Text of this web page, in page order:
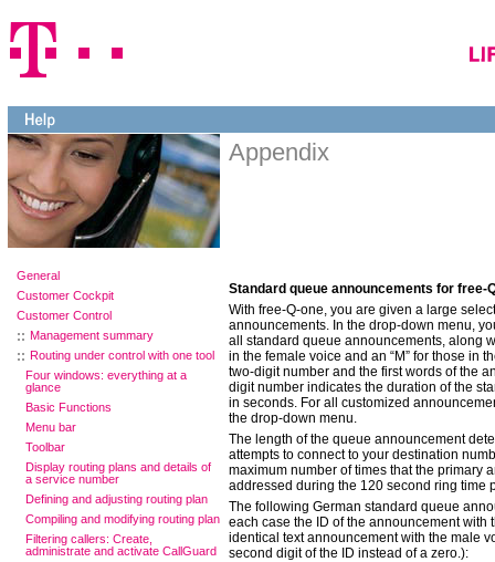
General
Customer Cockpit
Customer Control
Management summary
Routing under control with one tool
Four windows: everything at a
glance
Basic Functions
Menu bar
Toolbar
Display routing plans and details of
a service number
Defining and adjusting routing plan
Compiling and modifying routing plan
Filtering callers: Create,
administrate and activate CallGuard
Appendix
Standard queue announcements for free-
With free-Q-one, you are given a large
announcements. In the drop-down menu,
all standard queue announcements, along
in the female voice and an “M” for those in
two-digit number and the first words of the
digit number indicates the duration of the
in seconds. For all customized
the drop-down menu.
The length of the queue announcement
attempts to connect to your destination
maximum number of times that the primary
addressed during the 120 second ring time
The following German standard queue
each case the ID of the announcement with
identical text announcement with the male
second digit of the ID instead of a zero.):